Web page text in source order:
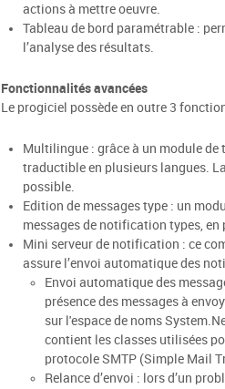
actions à mettre oeuvre.
Tableau de bord paramétrable :
l’analyse des résultats.
Fonctionnalités avancées
Le progiciel possède en outre 3
Multilingue : grâce à un module
traductible en plusieurs langues.
possible.
Edition de messages type : un
messages de notification types, en
Mini serveur de notification : ce
assure l’envoi automatique des
Envoi automatique des
présence des messages à
sur l'espace de noms
contient les classes utilisées
protocole SMTP (Simple Mail
Relance d’envoi : lors d’un